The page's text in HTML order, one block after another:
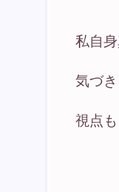
私自
気づ
視点